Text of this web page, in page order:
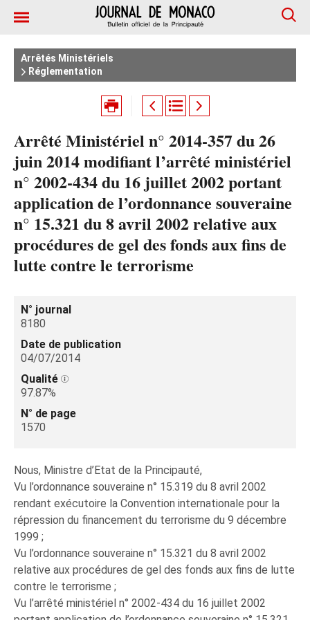
Arrêtés Ministériels
Réglementation
Arrêté Ministériel n° 2014-357 du 26
juin 2014 modifiant l’arrêté ministériel
n° 2002-434 du 16 juillet 2002 portant
application de l’ordonnance souveraine
n° 15.321 du 8 avril 2002 relative aux
procédures de gel des fonds aux fins de
lutte contre le terrorisme
N° journal
8180
Date de publication
04/07/2014
Qualité
97.87%
N° de page
1570
Nous, Ministre d’Etat de la Principauté,
Vu l’ordonnance souveraine n° 15.319 du 8 avril 2002
rendant exécutoire la Convention internationale pour la
répression du financement du terrorisme du 9 décembre
1999 ;
Vu l’ordonnance souveraine n° 15.321 du 8 avril 2002
relative aux procédures de gel des fonds aux fins de lutte
contre le terrorisme ;
Vu l’arrêté ministériel n° 2002-434 du 16 juillet 2002